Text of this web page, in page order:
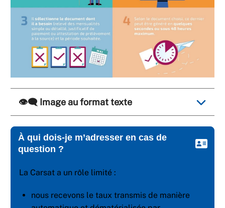
👁️‍🗨️ Image au format texte
À qui dois-je m’adresser en cas de
question ?
La Carsat a un rôle limité :
nous recevons le taux transmis de manière